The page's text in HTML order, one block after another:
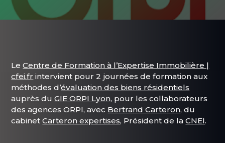
LeCentre de Formation à l’Expertise Immobilière |
cfei.fr intervient pour 2 journées de formation aux
méthodes d’évaluation des biens résidentiels
auprès duGIE ORPI Lyon, pour les collaborateurs
des agences ORPI, avec Bertrand Carteron, du
cabinetCarteron expertises, Président de laCNEI.